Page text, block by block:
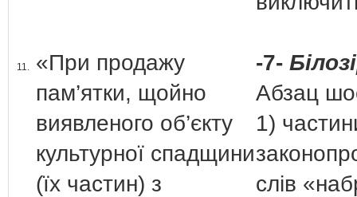
11.
«При продажу
пам’ятки, щойно
виявленого об’єкту
культурної спадщини
(їх частин) з
-7-
Абзац
1)
слів